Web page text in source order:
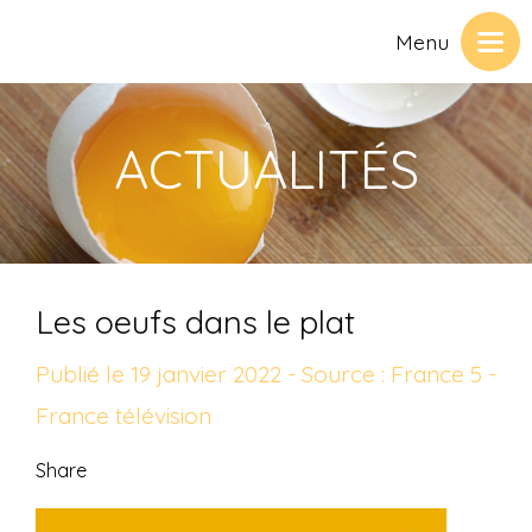
Menu
ACTUALITÉS
Les oeufs dans le plat
Publié le 19 janvier 2022 - Source : France 5 -
France télévision
Share